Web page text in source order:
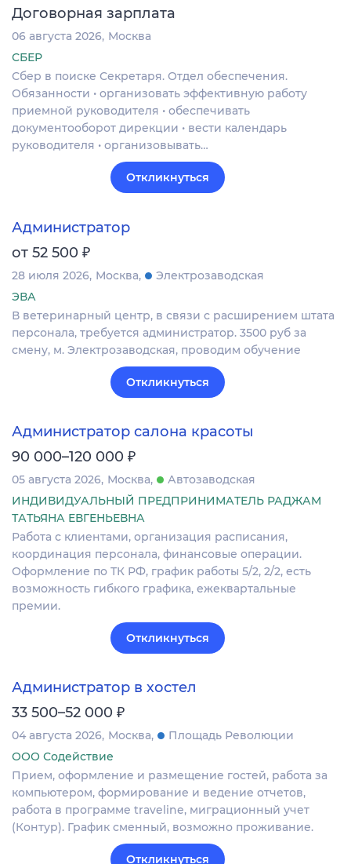
Договорная зарплата
06 августа 2026 Москва
СБЕР
Сбер в поиске Секретаря. Отдел обеспечения.
Обязанности • организовать эффективную работу
приемной руководителя • обеспечивать
документооборот дирекции • вести календарь
руководителя • организовывать…
Откликнуться
Администратор
от 52 500 ₽
28 июля 2026 Москва
Электрозаводская
ЭВА
В ветеринарный центр, в связи с расширением штата
персонала, требуется администратор. 3500 руб за
смену, м. Электрозаводская, проводим обучение
Откликнуться
Администратор салона красоты
90 000–120 000 ₽
05 августа 2026 Москва
Автозаводская
ИНДИВИДУАЛЬНЫЙ ПРЕДПРИНИМАТЕЛЬ РАДЖАМ
ТАТЬЯНА ЕВГЕНЬЕВНА
Работа с клиентами, организация расписания,
координация персонала, финансовые операции.
Оформление по ТК РФ, график работы 5/2, 2/2, есть
возможность гибкого графика, ежеквартальные
премии.
Откликнуться
Администратор в хостел
33 500–52 000 ₽
04 августа 2026 Москва
Площадь Революции
ООО Содействие
Прием, оформление и размещение гостей, работа за
компьютером, формирование и ведение отчетов,
работа в программе traveline, миграционный учет
(Контур). График сменный, возможно проживание.
Откликнуться